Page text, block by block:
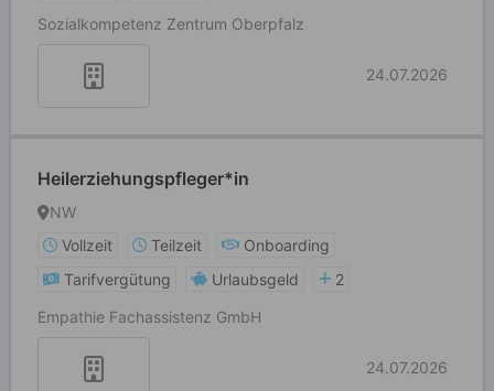
Sozialkompetenz Zentrum Oberpfalz
24.07.2026
Heilerziehungspfleger*in
NW
Vollzeit
Teilzeit
Onboarding
Tarifvergütung
Urlaubsgeld
2
Empathie Fachassistenz GmbH
24.07.2026